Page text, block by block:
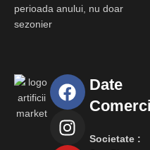
perioada anului, nu doar
sezonier
Date
Societate :